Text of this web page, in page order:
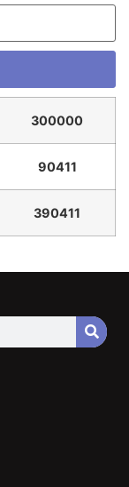
300000
90411
390411